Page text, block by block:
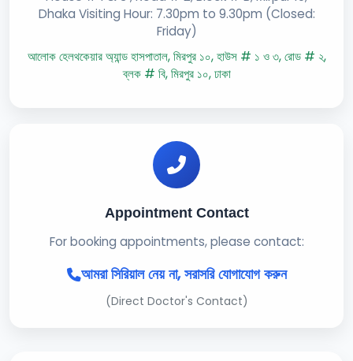
Dhaka Visiting Hour: 7.30pm to 9.30pm (Closed:
Friday)
আলোক হেলথকেয়ার অ্যান্ড হাসপাতাল, মিরপুর ১০, হাউস # ১ ও ৩, রোড # ২,
ব্লক # বি, মিরপুর ১০, ঢাকা
Appointment Contact
For booking appointments, please contact:
আমরা সিরিয়াল নেয় না, সরাসরি যোগাযোগ করুন
(Direct Doctor's Contact)